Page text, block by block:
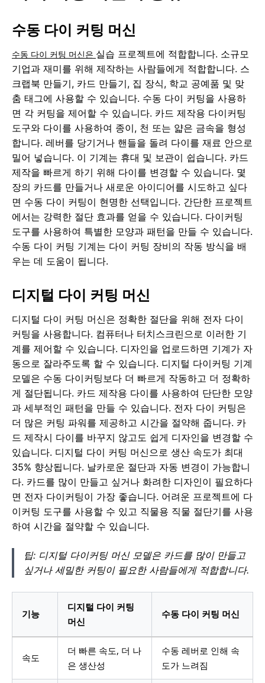
수동 다이 커팅 머신
수동 다이 커팅 머신은 실습 프로젝트에 적합합니다. 소규모
기업과 재미를 위해 제작하는 사람들에게 적합합니다. 스
크랩북 만들기, 카드 만들기, 집 장식, 학교 공예품 및 맞
춤 태그에 사용할 수 있습니다. 수동 다이 커팅을 사용하
면 각 커팅을 제어할 수 있습니다. 카드 제작용 다이커팅
도구와 다이를 사용하여 종이, 천 또는 얇은 금속을 형성
합니다. 레버를 당기거나 핸들을 돌려 다이를 재료 안으로
밀어 넣습니다. 이 기계는 휴대 및 보관이 쉽습니다. 카드
제작을 빠르게 하기 위해 다이를 변경할 수 있습니다. 몇
장의 카드를 만들거나 새로운 아이디어를 시도하고 싶다
면 수동 다이 커팅이 현명한 선택입니다. 간단한 프로젝트
에서는 강력한 절단 효과를 얻을 수 있습니다. 다이커팅
도구를 사용하여 특별한 모양과 패턴을 만들 수 있습니다.
수동 다이 커팅 기계는 다이 커팅 장비의 작동 방식을 배
우는 데 도움이 됩니다.
디지털 다이 커팅 머신
디지털 다이 커팅 머신은 정확한 절단을 위해 전자 다이
커팅을 사용합니다. 컴퓨터나 터치스크린으로 이러한 기
계를 제어할 수 있습니다. 디자인을 업로드하면 기계가 자
동으로 잘라주도록 할 수 있습니다. 디지털 다이커팅 기계
모델은 수동 다이커팅보다 더 빠르게 작동하고 더 정확하
게 절단됩니다. 카드 제작용 다이를 사용하여 단단한 모양
과 세부적인 패턴을 만들 수 있습니다. 전자 다이 커팅은
더 많은 커팅 파워를 제공하고 시간을 절약해 줍니다. 카
드 제작시 다이를 바꾸지 않고도 쉽게 디자인을 변경할 수
있습니다. 디지털 다이 커팅 머신으로 생산 속도가 최대
35% 향상됩니다. 날카로운 절단과 자동 변경이 가능합니
다. 카드를 많이 만들고 싶거나 화려한 디자인이 필요하다
면 전자 다이커팅이 가장 좋습니다. 어려운 프로젝트에 다
이커팅 도구를 사용할 수 있고 직물용 직물 절단기를 사용
하여 시간을 절약할 수 있습니다.
팁: 디지털 다이커팅 머신 모델은 카드를 많이 만들고
싶거나 세밀한 커팅이 필요한 사람들에게 적합합니다.
기능
디지털 다이 커팅
머신
수동 다이 커팅 머신
속도
더 빠른 속도, 더 나
은 생산성
수동 레버로 인해 속
도가 느려짐